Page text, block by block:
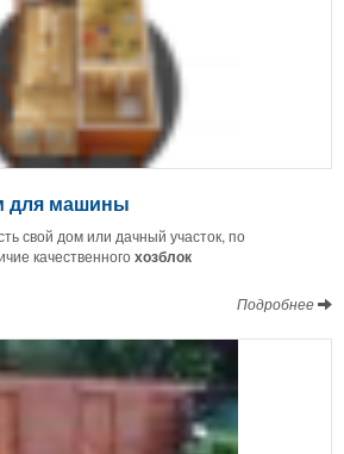
для машины
свой дом или дачный участок, по
качественногохозблок
Подробнее